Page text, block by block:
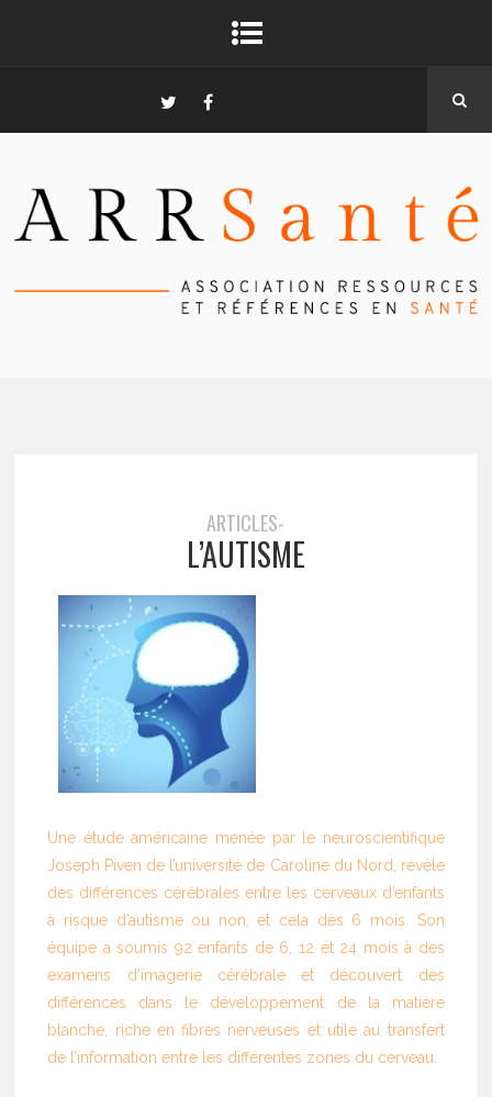
ARTICLES-
L’AUTISME
Une étude américaine menée par le neuroscientifique
Joseph Piven de l’université de Caroline du Nord, révèle
des différences cérébrales entre les cerveaux d’enfants
à risque d’autisme ou non, et cela dès 6 mois. Son
équipe a soumis 92 enfants de 6, 12 et 24 mois à des
examens d’imagerie cérébrale et découvert des
différences dans le développement de la matière
blanche, riche en fibres nerveuses et utile au transfert
de l’information entre les différentes zones du cerveau.